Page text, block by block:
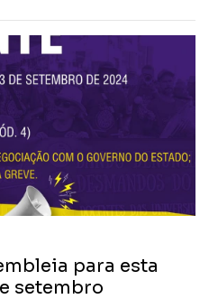
para esta
setembro